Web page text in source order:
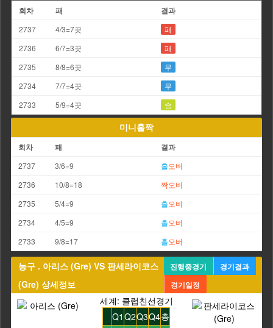
회차 패 결과
2737 4/3=7끗
패
2736
6/7=3끗
패
2735
8/8=6끗
무
2734
7/7=4끗
무
2733
5/9=4끗 승
미니홀짝
회차 패 결과
2737 3/6=9 홀오버
2736
10/8=18 짝오버
2735
5/4=9 홀오버
2734
4/5=9 홀오버
2733
9/8=17 홀오버
농구 . 아리스 (Gre) VS 판세라이코스
(Gre) 상세정보
진행중경기
경기결과
경기일정
세계: 클럽친선경기
Q1 Q2Q3Q4총